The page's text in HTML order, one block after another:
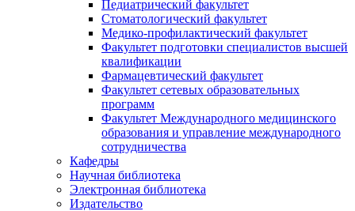
Педиатрический факультет
Стоматологический факультет
Медико-профилактический факультет
Факультет подготовки специалистов высшей
квалификации
Фармацевтический факультет
Факультет сетевых образовательных
программ
Факультет Международного медицинского
образования и управление международного
сотрудничества
Кафедры
Научная библиотека
Электронная библиотека
Издательство